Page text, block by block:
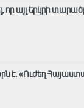
որ այլ երկրի
է․ «Ուժեղ